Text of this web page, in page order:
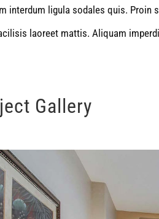
interdum ligula sodales quis. Proin
laoreet mattis. Aliquam
Gallery